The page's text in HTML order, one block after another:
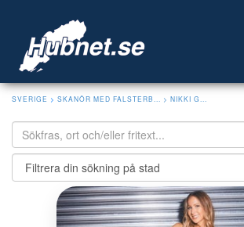
SVERIGE > SKANÖR MED FALSTERB... > NIKKI G...